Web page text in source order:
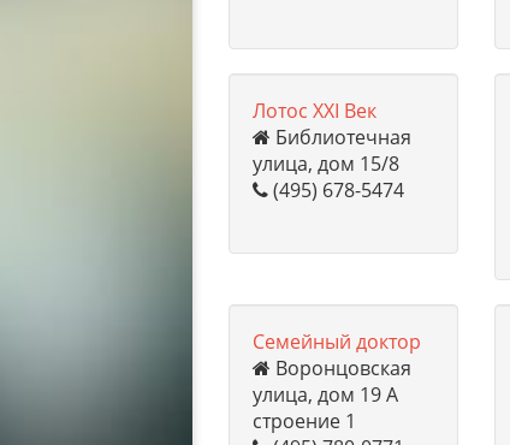
Лотос XXI Век
Библиотечная
улица, дом 15/8
(495) 678-5474
Семейный доктор
Воронцовская
улица, дом 19 А
строение 1